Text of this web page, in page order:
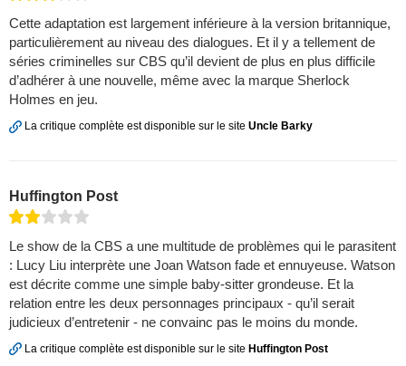
Cette adaptation est largement inférieure à la version britannique,
particulièrement au niveau des dialogues. Et il y a tellement de
séries criminelles sur CBS qu’il devient de plus en plus difficile
d’adhérer à une nouvelle, même avec la marque Sherlock
Holmes en jeu.
La critique complète est disponible sur le site Uncle Barky
Huffington Post
Le show de la CBS a une multitude de problèmes qui le parasitent
: Lucy Liu interprète une Joan Watson fade et ennuyeuse. Watson
est décrite comme une simple baby-sitter grondeuse. Et la
relation entre les deux personnages principaux - qu’il serait
judicieux d’entretenir - ne convainc pas le moins du monde.
La critique complète est disponible sur le site Huffington Post